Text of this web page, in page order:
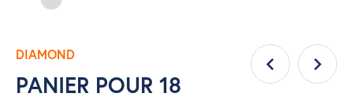
DIAMOND
PANIER POUR 18